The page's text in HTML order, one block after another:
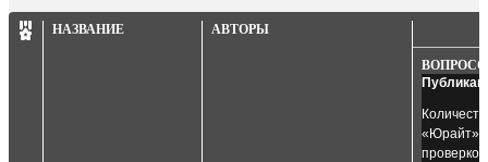
НАЗВАНИЕ АВТОРЫ
«Юрайт»